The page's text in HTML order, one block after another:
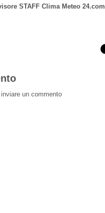
STAFF Clima Meteo 24.com
un commento